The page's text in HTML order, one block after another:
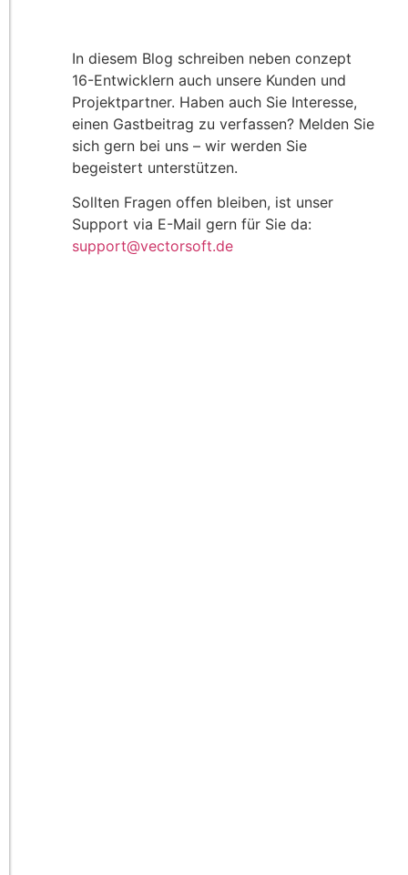
In diesem Blog schreiben neben conzept
16-Entwicklern auch unsere Kunden und
Projektpartner. Haben auch Sie Interesse,
einen Gastbeitrag zu verfassen? Melden Sie
sich gern bei uns – wir werden Sie
begeistert unterstützen.
Sollten Fragen offen bleiben, ist unser
Support via E-Mail gern für Sie da:
support@vectorsoft.de